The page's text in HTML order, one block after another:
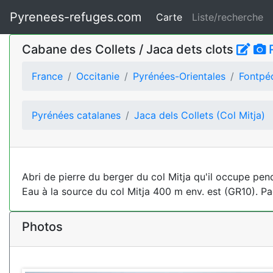
Pyrenees-refuges.com Carte Liste/recherche
Cabane des Collets / Jaca dets clots
France Occitanie Pyrénées-Orientales
Pyrénées catalanes Jaca dels Collets (Col Mitja)
Abri de pierre du berger du col Mitja qu'il occupe
Eau à la source du col Mitja 400 m env. est (GR10).
Photos